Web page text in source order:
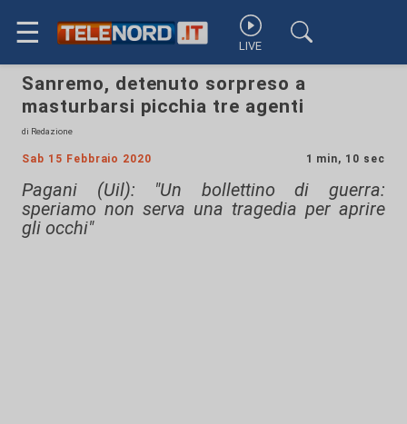
☰ LIVE
Sanremo, detenuto sorpreso a
masturbarsi picchia tre agenti
di Redazione
Sab 15 Febbraio 2020 1 min, 10 sec
Pagani (Uil): "Un bollettino di guerra:
speriamo non serva una tragedia per aprire
gli occhi"